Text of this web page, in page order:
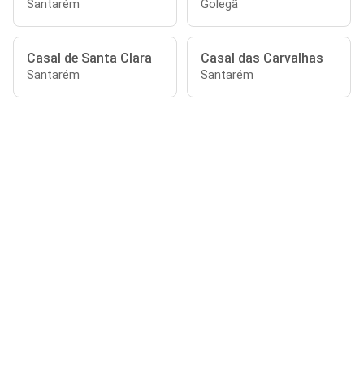
Santarém Golegã
Casal de Santa Clara
Santarém
Casal das Carvalhas
Santarém